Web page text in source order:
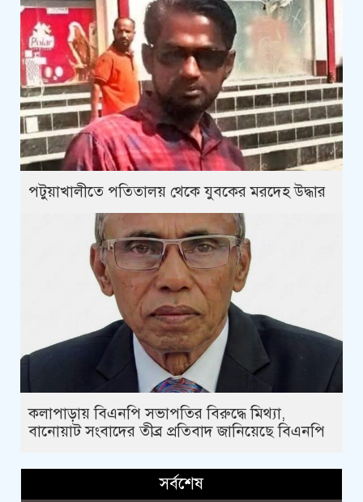
পটুয়াখালীতে পতিতালয় থেকে যুবকের মরদেহ উদ্ধার
কলাপাড়ায় বিএনপি সভাপতির বিরুদ্ধে মিথ্যা,
বানোয়াট সংবাদের তীব্র প্রতিবাদ জানিয়েছে বিএনপি
সর্বশেষ